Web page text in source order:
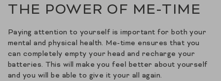
THE POWER OF ME-TIME
Paying attention to yourself is important for both your
mental and physical health. Me-time ensures that you
can completely empty your head and recharge your
batteries. This will make you feel better about yourself
and you will be able to give it your all again.